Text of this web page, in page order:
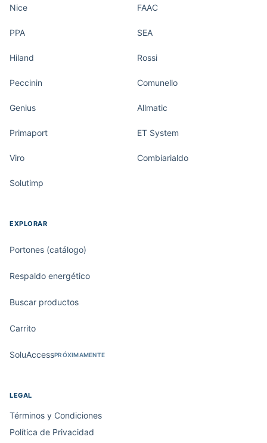
Nice FAAC
PPA SEA
Hiland Rossi
Peccinin Comunello
Genius Allmatic
Primaport ET System
Viro Combiarialdo
Solutimp
EXPLORAR
Portones (catálogo)
Respaldo energético
Buscar productos
Carrito
SoluAccessPRÓXIMAMENTE
LEGAL
Términos y Condiciones
Política de Privacidad